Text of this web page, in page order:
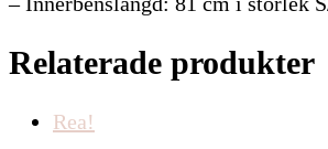
Relaterade produkter
Rea!